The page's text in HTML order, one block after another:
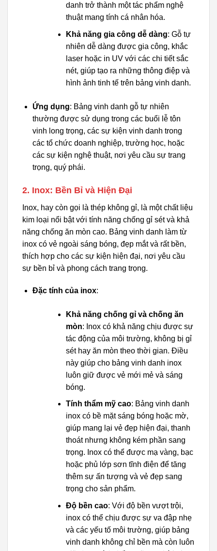
danh trở thành một tác phẩm nghệ
thuật mang tính cá nhân hóa.
Khả năng gia công dễ dàng: Gỗ tự
nhiên dễ dàng được gia công, khắc
laser hoặc in UV với các chi tiết sắc
nét, giúp tạo ra những thông điệp và
hình ảnh tinh tế trên bảng vinh danh.
Ứng dụng: Bảng vinh danh gỗ tự nhiên
thường được sử dụng trong các buổi lễ tôn
vinh long trọng, các sự kiện vinh danh trong
các tổ chức doanh nghiệp, trường học, hoặc
các sự kiện nghệ thuật, nơi yêu cầu sự trang
trọng, quý phái.
2. Inox: Bền Bỉ và Hiện Đại
Inox, hay còn gọi là thép không gỉ, là một chất liệu
kim loại nổi bật với tính năng chống gỉ sét và khả
năng chống ăn mòn cao. Bảng vinh danh làm từ
inox có vẻ ngoài sáng bóng, đẹp mắt và rất bền,
thích hợp cho các sự kiện hiện đại, nơi yêu cầu
sự bền bỉ và phong cách trang trọng.
Đặc tính của inox:
Khả năng chống gỉ và chống ăn
mòn: Inox có khả năng chịu được sự
tác động của môi trường, không bị gỉ
sét hay ăn mòn theo thời gian. Điều
này giúp cho bảng vinh danh inox
luôn giữ được vẻ mới mẻ và sáng
bóng.
Tính thẩm mỹ cao: Bảng vinh danh
inox có bề mặt sáng bóng hoặc mờ,
giúp mang lại vẻ đẹp hiện đại, thanh
thoát nhưng không kém phần sang
trọng. Inox có thể được mạ vàng, bạc
hoặc phủ lớp sơn tĩnh điện để tăng
thêm sự ấn tượng và vẻ đẹp sang
trọng cho sản phẩm.
Độ bền cao: Với độ bền vượt trội,
inox có thể chịu được sự va đập nhẹ
và các yếu tố môi trường, giúp bảng
vinh danh không chỉ bền mà còn luôn